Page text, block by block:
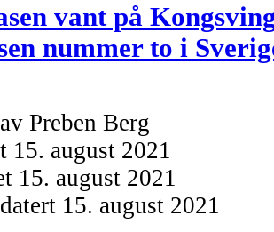
vant på
nummer to i
Preben Berg
15. august 2021
15. august 2021
15. august 2021